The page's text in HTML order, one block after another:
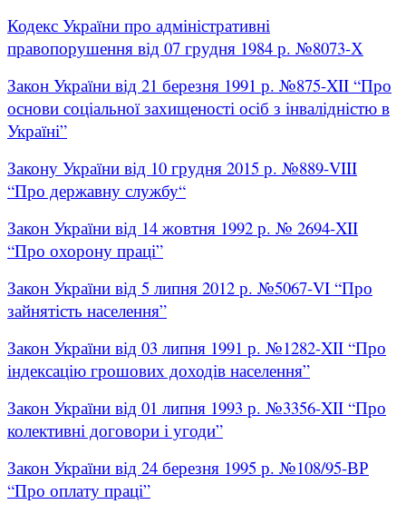
Кодекс України про адміністративні
правопорушення від 07 грудня 1984 р. №8073-Х
Закон України від 21 березня 1991 р. №875-XII “Про
основи соціальної захищеності осіб з інвалідністю в
Україні”
Закону України від 10 грудня 2015 р. №889-VIII
“Про державну службу“
Закон України від 14 жовтня 1992 р. № 2694-XII
“Про охорону праці”
Закон України від 5 липня 2012 р. №5067-VI “Про
зайнятість населення”
Закон України від 03 липня 1991 р. №1282-XII “Про
індексацію грошових доходів населення”
Закон України від 01 липня 1993 р. №3356-XII “Про
колективні договори і угоди”
Закон України від 24 березня 1995 р. №108/95-ВР
“Про оплату праці”